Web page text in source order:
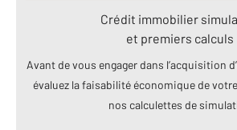
Crédit immobilier
et premiers calculs
Avant de vous engager dans l’acquisition
évaluez la faisabilité économique de
nos calculettes de